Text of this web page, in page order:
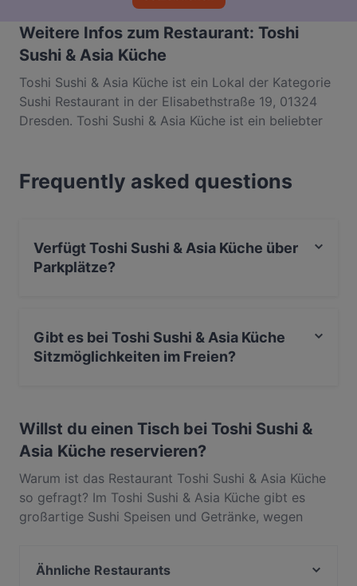
Weitere Infos zum Restaurant: Toshi
Sushi & Asia Küche
Toshi Sushi & Asia Küche ist ein Lokal der Kategorie
Sushi Restaurant in der Elisabethstraße 19, 01324
Dresden. Toshi Sushi & Asia Küche ist ein beliebter
Feinschmeckererlebnis bist, entdecke die Gerichte
im Toshi Sushi & Asia Küche und erlebe authentische
Frequently asked questions
Verfügt Toshi Sushi & Asia Küche über
Parkplätze?
Gibt es bei Toshi Sushi & Asia Küche
Sitzmöglichkeiten im Freien?
Willst du einen Tisch bei Toshi Sushi &
Asia Küche reservieren?
Warum ist das Restaurant Toshi Sushi & Asia Küche
so gefragt? Im Toshi Sushi & Asia Küche gibt es
großartige Sushi Speisen und Getränke, wegen
Küche Gerichte wie Asiatisch, Asiatisch Fusion. Finde
Ähnliche Restaurants